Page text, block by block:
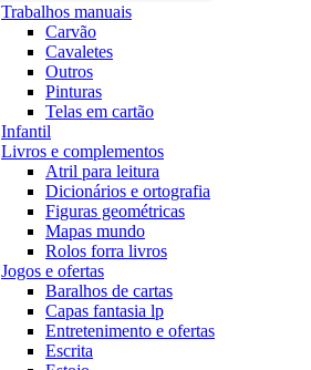
Trabalhos manuais
Carvão
Cavaletes
Outros
Pinturas
Telas em cartão
Infantil
Livros e complementos
Atril para leitura
Dicionários e ortografia
Figuras geométricas
Mapas mundo
Rolos forra livros
Jogos e ofertas
Baralhos de cartas
Capas fantasia lp
Entretenimento e ofertas
Escrita